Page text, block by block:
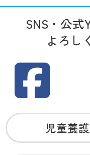
SNS・公式
よろし
児童養